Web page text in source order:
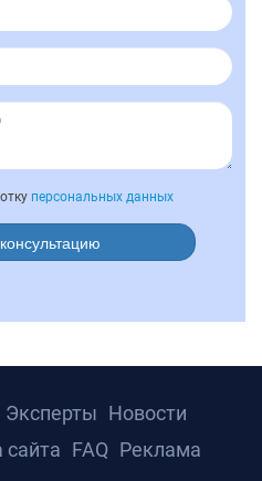
персональных данных
Эксперты Новости
сайта FAQ Реклама